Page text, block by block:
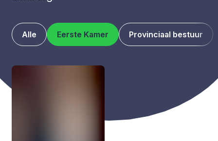
Alle Eerste Kamer Provinciaal bestuur